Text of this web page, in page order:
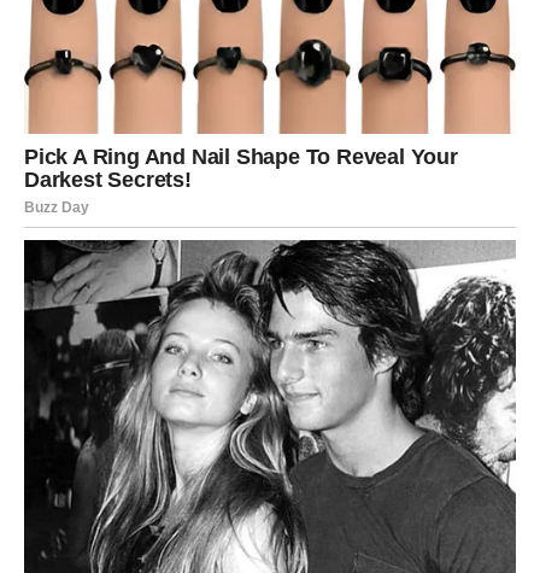
UNUTRAŠNJA EMOTIVNA
LEKCIJA
Strelac često veruje da ozbiljna ljubav znači gubitak
slobode.
Ali ovog vikenda učiš da prava ljubav ne vezuje – ona
inspiriše.
Možda ćeš osetiti trenutak slabosti, kada shvatiš da ti je
neko važniji nego što si želeo/la da priznaš. To nije
slabost. To je rast.
Možda ćeš shvatiti da si spreman/na za nešto stabilnije
nego do sada.
Ali ključ svega je da ne bežiš od tog osećaja.